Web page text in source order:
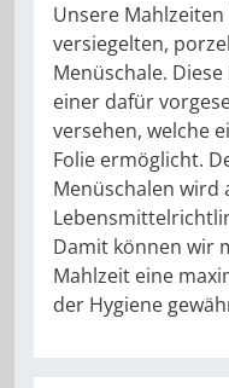
Unsere
versiegelten,
Menüschale.
einer dafür
versehen, welche
Folie ermöglicht.
Menüschalen wird
Damit können wir
Mahlzeit eine
der Hygiene